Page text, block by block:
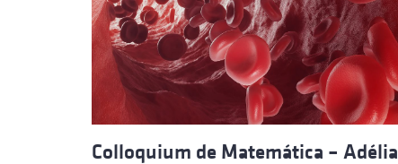
Colloquium de Matemática – Adélia